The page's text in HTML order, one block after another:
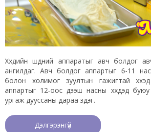
Хүүхдийн шүдний аппаратыг авч болдог
ангилдаг. Авч болдог аппартыг 6-11
болон холимог зуултын гажигтай хүүхэд
аппартыг 12-оос дээш насны хүүхдэд
ургаж дууссаны дараа зүүдэг.
Дэлгэрэнгүй